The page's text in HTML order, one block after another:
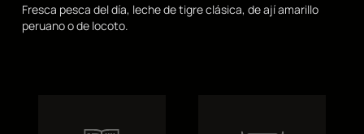
Fresca pesca del día, leche de tigre clásica, de ají amarillo
peruano o de locoto.